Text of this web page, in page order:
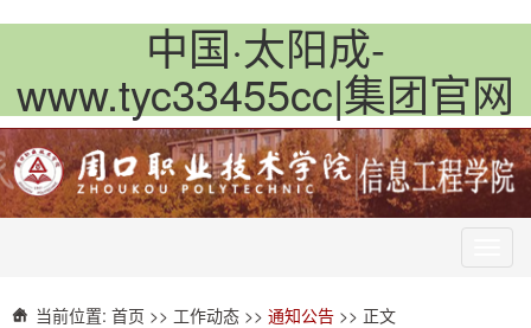
中国·太阳成-
www.tyc33455cc|集团官网
当前位置: 首页 >> 工作动态 >> 通知公告 >> 正文